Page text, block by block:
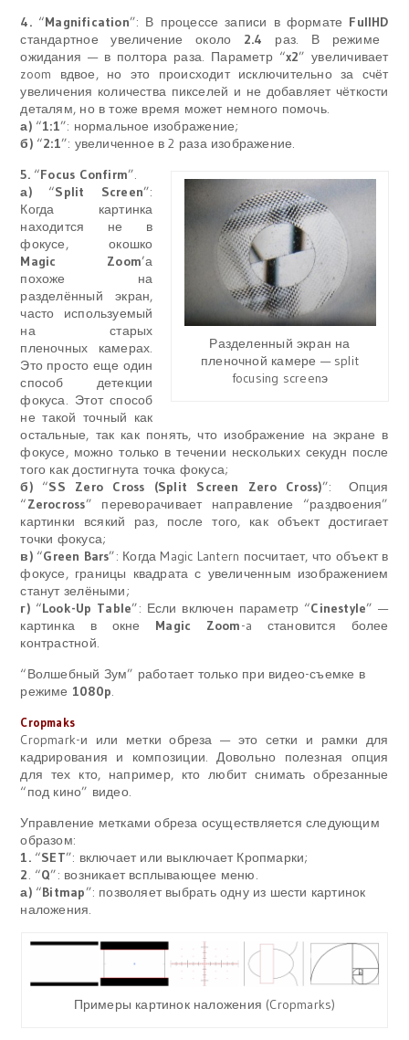
4.“Magnification”: В процессе записи в формате FullHD
стандартное увеличение около 2.4 раз. В режиме
ожидания — в полтора раза. Параметр “x2” увеличивает
zoom вдвое, но это происходит исключительно за счёт
увеличения количества пикселей и не добавляет чёткости
деталям, но в тоже время может немного помочь.
а)“1:1”: нормальное изображение;
б)“2:1”: увеличенное в 2 раза изображение.
Разделенный экран на
пленочной камере — split
focusing screenэ
5.“Focus Confirm”.
а)“Split Screen”:
Когда картинка
находится не в
фокусе, окошко
Magic Zoom’а
похоже на
разделённый экран,
часто используемый
на старых
пленочных камерах.
Это просто еще один
способ детекции
фокуса. Этот способ
не такой точный как
остальные, так как понять, что изображение на экране в
фокусе, можно только в течении нескольких секудн после
того как достигнута точка фокуса;
б)“SS Zero Cross (Split Screen Zero Cross)”: Опция
“Zerocross” переворачивает направление “раздвоения”
картинки всякий раз, после того, как объект достигает
точки фокуса;
в)“Green Bars”: Когда Magic Lantern посчитает, что объект в
фокусе, границы квадрата с увеличенным изображением
станут зелёными;
г)“Look-Up Table”: Если включен параметр “Cinestyle” —
картинка в окне Magic Zoom-a становится более
контрастной.
“Волшебный Зум” работает только при видео-съемке в
режиме 1080p.
Cropmaks
Cropmark-и или метки обреза — это сетки и рамки для
кадрирования и композиции. Довольно полезная опция
для тех кто, например, кто любит снимать обрезанные
“под кино” видео.
Управление метками обреза осуществляется следующим
образом:
1.“SET”: включает или выключает Кропмарки;
2. “Q”: возникает всплывающее меню.
а)“Bitmap”: позволяет выбрать одну из шести картинок
наложения.
Примеры картинок наложения (Cropmarks)